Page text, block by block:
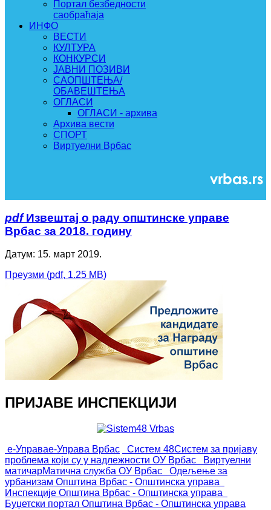
Портал безбедности
саобраћаја
ИНФО
ВЕСТИ
КУЛТУРА
КОНКУРСИ
ЈАВНИ ПОЗИВИ
САОПШТЕЊА/
ОБАВЕШТЕЊА
ОГЛАСИ
ОГЛАСИ - архива
Архива вести
СПОРТ
Виртуелни Врбас
pdf Извештај о раду општинске управе
Врбас за 2018. годину
Датум: 15. март 2019.
Преузми (pdf, 1.25 MB)
ПРИЈАВЕ ИНСПЕКЦИЈИ
е-Управае-Управа Врбас Систем 48Систем за пријаву
проблема који су у надлежности ОУ Врбас
Виртуелни
матичарМатична служба ОУ Врбас
Одељење за
урбанизам Општина Врбас - Општинска управа
Инспекције Општина Врбас - Општинска управа
Буџетски портал Општина Врбас - Општинска управа